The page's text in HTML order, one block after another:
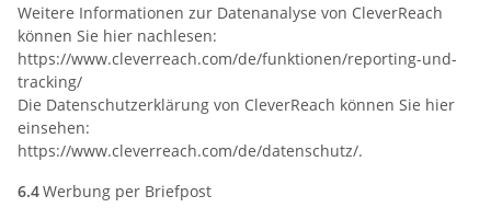
Weitere Informationen zur Datenanalyse von CleverReach
können Sie hier nachlesen:
https://www.cleverreach.com/de/funktionen/reporting-und-
tracking/
Die Datenschutzerklärung von CleverReach können Sie hier
einsehen:
https://www.cleverreach.com/de/datenschutz/.
6.4Werbung per Briefpost